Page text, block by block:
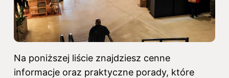
Na poniższej liście znajdziesz cenne
informacje oraz praktyczne porady, które